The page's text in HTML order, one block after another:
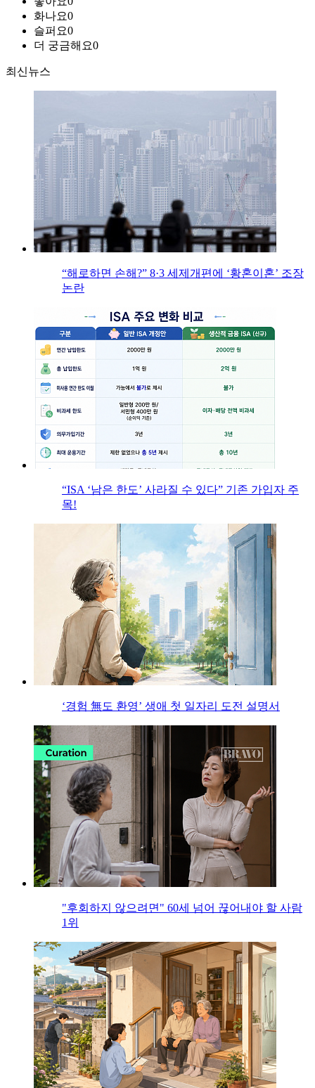
화나요0
슬퍼요0
더 궁금해요0
최신뉴스
“해로하면 손해?” 8·3 세제개편에 ‘황혼이혼’ 조장
논란
“ISA ‘남은 한도’ 사라질 수 있다” 기존 가입자 주
목!
‘경험 無도 환영’ 생애 첫 일자리 도전 설명서
"후회하지 않으려면" 60세 넘어 끊어내야 할 사람
1위